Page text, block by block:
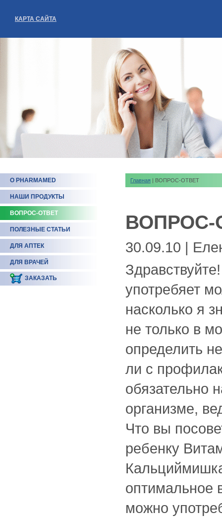
КАРТА САЙТА
О PHARMAMED
НАШИ ПРОДУКТЫ
ВОПРОС-ОТВЕТ
ПОЛЕЗНЫЕ СТАТЬИ
ДЛЯ АПТЕК
ДЛЯ ВРАЧЕЙ
ЗАКАЗАТЬ
Главная | ВОПРОС-ОТВЕТ
ВОПРОС-
30.09.10 |
употребяет
насколько я
не только в
определить
ли с
обязательно
организме,
Что вы
ребенку
оптимальное
можно